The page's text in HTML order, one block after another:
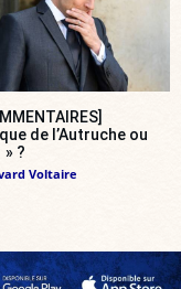
de l’Autruche ou
?
Voltaire